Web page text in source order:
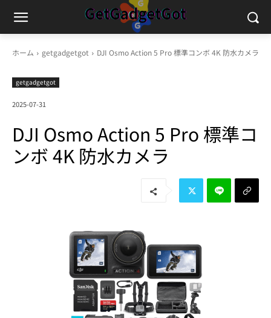
ホーム getgadgetgot DJI Osmo Action 5 Pro 標準コンボ 4K 防水カメラ
getgadgetgot
2025-07-31
DJI Osmo Action 5 Pro 標準コ
ンボ 4K 防水カメラ